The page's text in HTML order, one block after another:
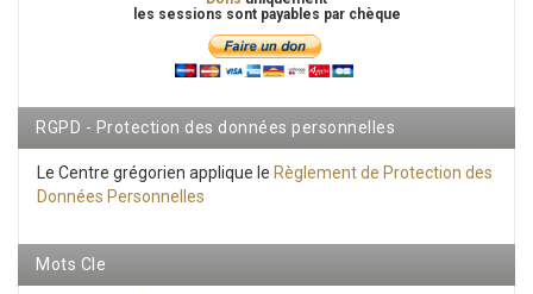
les sessions sont payables par chèque
RGPD - Protection des données personnelles
Le Centre grégorien applique le Règlement de Protection des
Données Personnelles
Mots Cle